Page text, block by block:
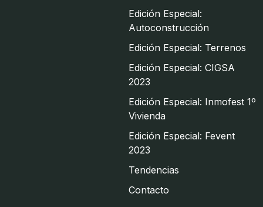
Edición Especial:
Autoconstrucción
Edición Especial: Terrenos
Edición Especial: CIGSA
2023
Edición Especial: Inmofest 1º
Vivienda
Edición Especial: Fevent
2023
Tendencias
Contacto